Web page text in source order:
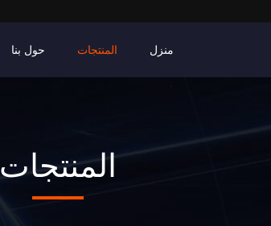
منزل المنتجات حول بنا
المنتجات